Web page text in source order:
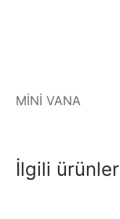
MİNİ VANA
İlgili ürünler